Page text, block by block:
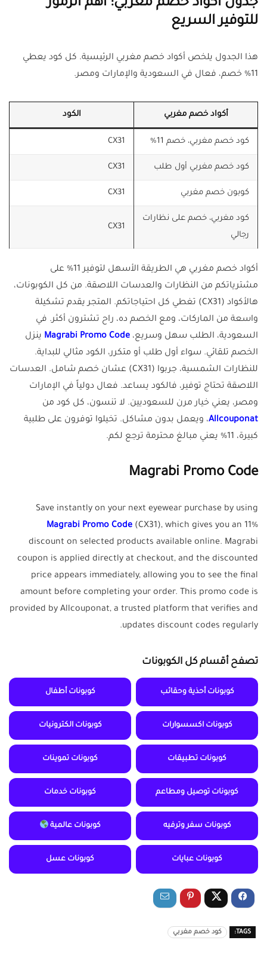
جدول أكواد خصم مغربي: أهم الرموز
للتوفير السريع
هذا الجدول يلخص أكواد خصم مغربي الرئيسية. كل كود يعطي
11% خصم، فعال في السعودية والإمارات ومصر.
أكواد خصم مغربي الكود
كود خصم مغربي، خصم 11% CX31
كود خصم مغربي أول طلب CX31
كوبون خصم مغربي CX31
كود مغربي، خصم على نظارات
رجالي
CX31
أكواد خصم مغربي هي الطريقة الأسهل لتوفير 11% على
مشترياتكم من النظارات والعدسات اللاصقة. من كل الكوبونات،
هالأكواد (CX31) تغطي كل احتياجاتكم. المتجر يقدم تشكيلة
واسعة من الماركات، ومع الخصم ده، راح تشترون أكثر. في
السعودية، الطلب سهل وسريع، Magrabi Promo Code ينزل
الخصم تلقائي. سواء أول طلب أو متكرر، الكود مثالي للبداية.
للنظارات الشمسية، جربوا (CX31) عشان خصم شامل. العدسات
اللاصقة تحتاج توفير، فالكود يساعد. فعال دولياً في الإمارات
ومصر، يعني خيار مرن للسعوديين. لا تنسون، كل كود من
Allcouponat، ويعمل بدون مشاكل. تخيلوا توفرون على طلبية
كبيرة، 11% يعني مبالغ محترمة ترجع لكم.
Magrabi Promo Code
Save instantly on your next eyewear purchase by using
Magrabi Promo Code (CX31), which gives you an 11%
discount on selected products available online. Magrabi
coupon is applied directly at checkout, and the discounted
price appears immediately, allowing you to see the final
amount before completing your order. This promo code is
provided by Allcouponat, a trusted platform that verifies and
updates discount codes regularly.
تصفح أقسام كل الكوبونات
كوبونات أحذية وحقائب كوبونات أطفال
كوبونات اكسسوارات كوبونات الكترونيات
كوبونات تطبيقات كوبونات تموينات
كوبونات توصيل ومطاعم كوبونات خدمات
كوبونات سفر وترفيه كوبونات عالمية
كوبونات عبايات كوبونات عسل
TAGS: كود خصم مغربي